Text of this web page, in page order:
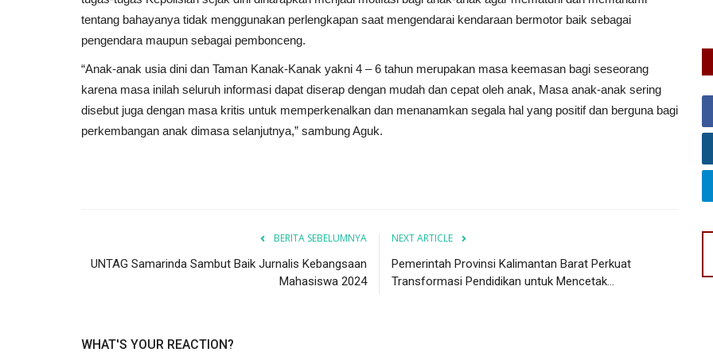
tentang bahayanya tidak menggunakan perlengkapan saat mengendarai kendaraan bermotor baik sebagai
pengendara maupun sebagai pembonceng.
“Anak-anak usia dini dan Taman Kanak-Kanak yakni 4 – 6 tahun merupakan masa keemasan bagi seseorang
karena masa inilah seluruh informasi dapat diserap dengan mudah dan cepat oleh anak, Masa anak-anak sering
disebut juga dengan masa kritis untuk memperkenalkan dan menanamkan segala hal yang positif dan berguna bagi
perkembangan anak dimasa selanjutnya,” sambung Aguk.
BERITA SEBELUMNYA
UNTAG Samarinda Sambut Baik Jurnalis Kebangsaan
Mahasiswa 2024
NEXT ARTICLE
Pemerintah Provinsi Kalimantan Barat Perkuat
Transformasi Pendidikan untuk Mencetak...
WHAT'S YOUR REACTION?
jembatan, minta sosialisasi dan jalur...